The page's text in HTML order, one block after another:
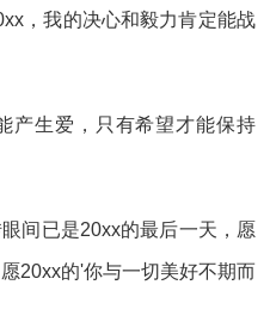
，我的决心和毅力肯定能战
产生爱，只有希望才能保持
间已是20xx的最后一天，愿
20xx的'你与一切美好不期而